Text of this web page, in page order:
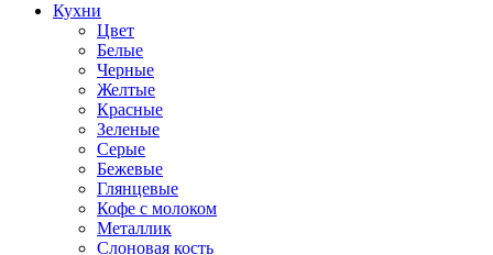
Кухни
Цвет
Белые
Черные
Желтые
Красные
Зеленые
Серые
Бежевые
Глянцевые
Кофе с молоком
Металлик
Слоновая кость